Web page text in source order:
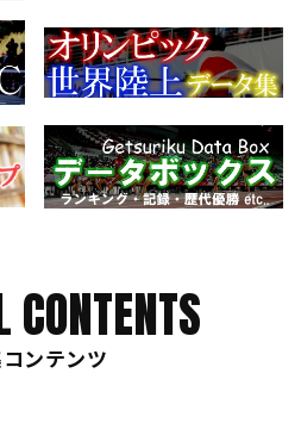
CONTENTS
ンテンツ